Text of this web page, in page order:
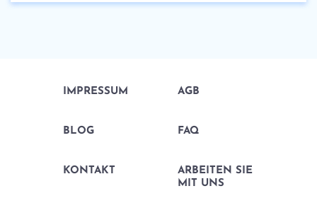
IMPRESSUM AGB
BLOG FAQ
KONTAKT
ARBEITEN SIE
MIT UNS